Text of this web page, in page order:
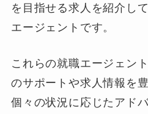
を目指せる求人を紹介し
エージェントです。
これらの就職エージェン
のサポートや求人情報を
個々の状況に応じたアド